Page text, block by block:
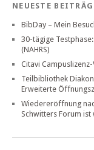
NEUESTE
BibDay – Mein
30-tägige
(NAHRS)
Citavi
Teilbibliothek
Erweiterte
Wiedereröffnung
Schwitters Forum